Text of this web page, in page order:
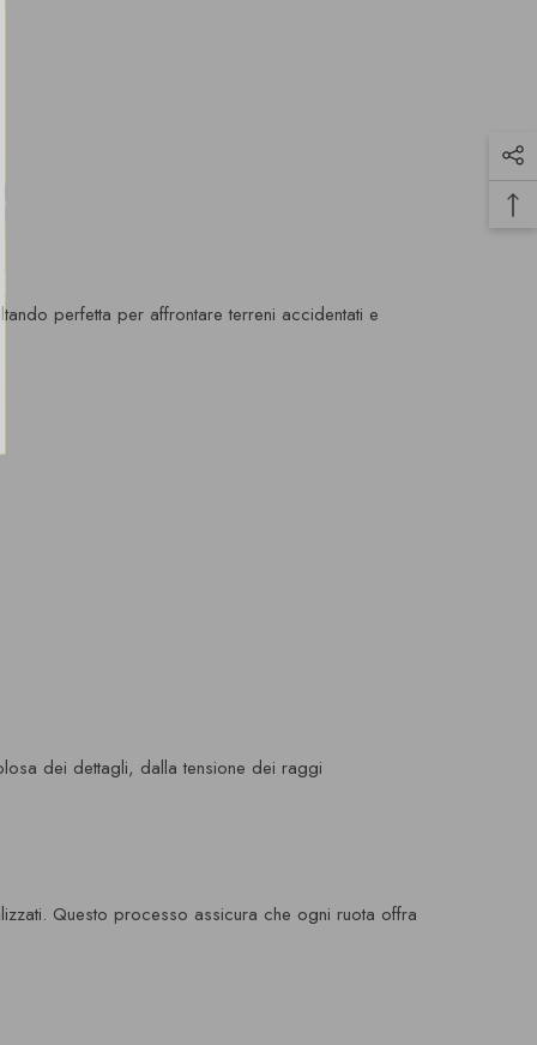
perfetta per affrontare terreni accidentati e
dei dettagli, dalla tensione dei raggi
Questo processo assicura che ogni ruota offra